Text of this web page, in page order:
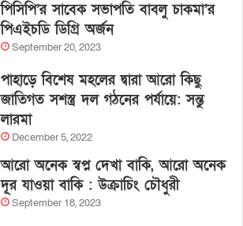
পিসিপি’র সাবেক সভাপতি বাবলু চাকমা’র
পিএইচডি ডিগ্রি অর্জন
September 20, 2023
পাহাড়ে বিশেষ মহলের দ্বারা আরো কিছু
জাতিগত সশস্ত্র দল গঠনের পর্যায়ে: সন্তু
লারমা
December 5, 2022
আরো অনেক স্বপ্ন দেখা বাকি, আরো অনেক
দূর যাওয়া বাকি : উক্রাচিং চৌধুরী
September 18, 2023